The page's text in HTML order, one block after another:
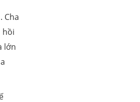
Cha
hồi
lớn